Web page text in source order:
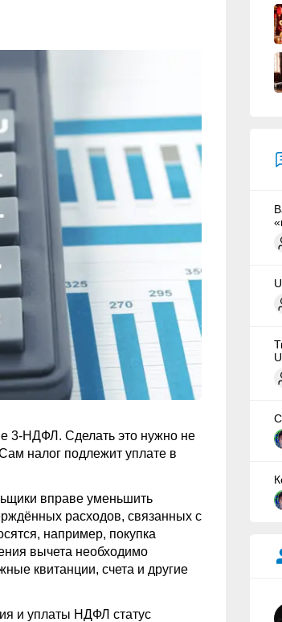
3-НДФЛ. Сделать это нужно не
налог подлежит уплате в
вправе уменьшить
расходов, связанных с
например, покупка
вычета необходимо
квитанции, счета и другие
и уплаты НДФЛ статус